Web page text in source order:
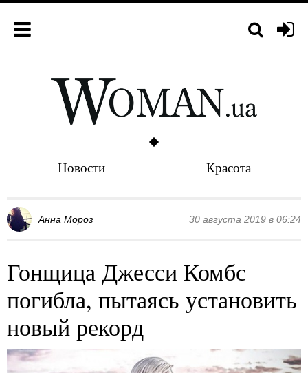
Новости Красота
Анна Мороз 30 августа 2019 в 06:24
Гонщица Джесси Комбс
погибла, пытаясь установить
новый рекорд